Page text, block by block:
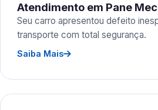
Atendimento em Pane
Seu carro apresentou defeito
transporte com total segurança.
Saiba Mais